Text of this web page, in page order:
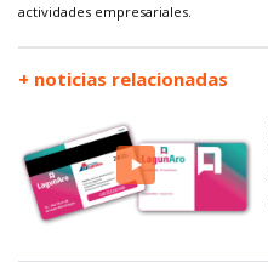
actividades empresariales.
+ noticias relacionadas